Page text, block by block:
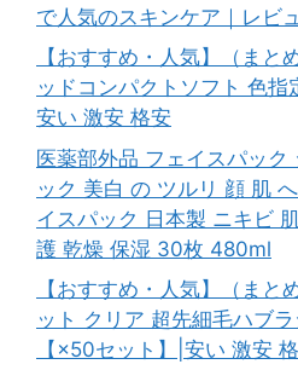
で人気のスキンケア｜レビ
【おすすめ・人気】（まと
ッドコンパクトソフト 色指
安い 激安 格安
医薬部外品 フェイスパック
ック 美白 の ツルリ 顔 肌
イスパック 日本製 ニキビ
護 乾燥 保湿 30枚 480ml
【おすすめ・人気】（まと
ット クリア 超先細毛ハブ
【×50セット】|安い 激安